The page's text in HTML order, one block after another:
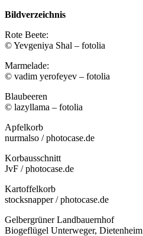
Bildverzeichnis
Rote Beete:
© Yevgeniya Shal – fotolia
Marmelade:
© vadim yerofeyev – fotolia
Blaubeeren
© lazyllama – fotolia
Apfelkorb
nurmalso / photocase.de
Korbausschnitt
JvF / photocase.de
Kartoffelkorb
stocksnapper / photocase.de
Gelbergrüner Landbauernhof
Biogeflügel Unterweger, Dietenheim